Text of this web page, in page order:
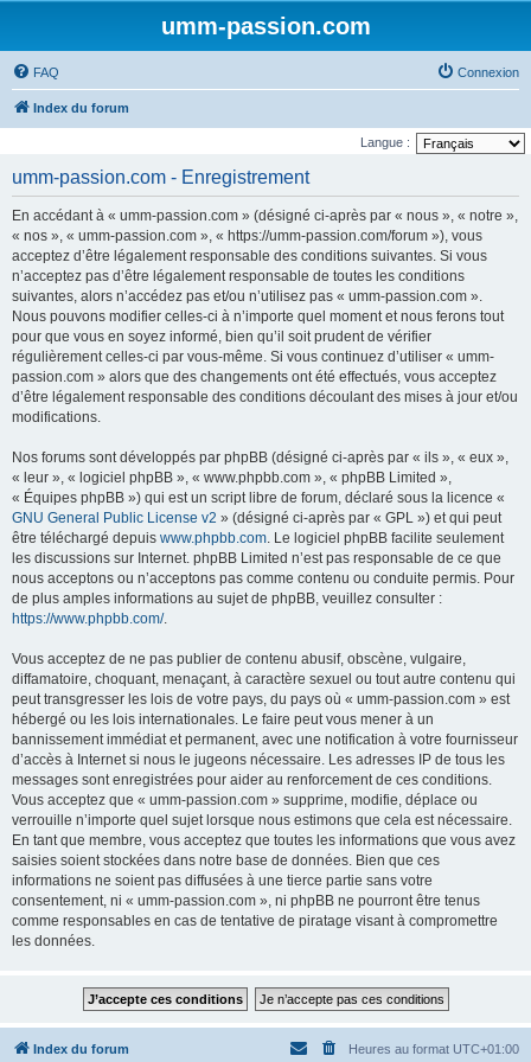
umm-passion.com
FAQ Connexion
Index du forum
Langue :
umm-passion.com - Enregistrement
En accédant à « umm-passion.com » (désigné ci-après par « nous », « notre »,
« nos », « umm-passion.com », « https://umm-passion.com/forum »), vous
acceptez d’être légalement responsable des conditions suivantes. Si vous
n’acceptez pas d’être légalement responsable de toutes les conditions
suivantes, alors n’accédez pas et/ou n’utilisez pas « umm-passion.com ».
Nous pouvons modifier celles-ci à n’importe quel moment et nous ferons tout
pour que vous en soyez informé, bien qu’il soit prudent de vérifier
régulièrement celles-ci par vous-même. Si vous continuez d’utiliser « umm-
passion.com » alors que des changements ont été effectués, vous acceptez
d’être légalement responsable des conditions découlant des mises à jour et/ou
modifications.
Nos forums sont développés par phpBB (désigné ci-après par « ils », « eux »,
« leur », « logiciel phpBB », « www.phpbb.com », « phpBB Limited »,
« Équipes phpBB ») qui est un script libre de forum, déclaré sous la licence «
GNU General Public License v2 » (désigné ci-après par « GPL ») et qui peut
être téléchargé depuis www.phpbb.com. Le logiciel phpBB facilite seulement
les discussions sur Internet. phpBB Limited n’est pas responsable de ce que
nous acceptons ou n’acceptons pas comme contenu ou conduite permis. Pour
de plus amples informations au sujet de phpBB, veuillez consulter :
https://www.phpbb.com/.
Vous acceptez de ne pas publier de contenu abusif, obscène, vulgaire,
diffamatoire, choquant, menaçant, à caractère sexuel ou tout autre contenu qui
peut transgresser les lois de votre pays, du pays où « umm-passion.com » est
hébergé ou les lois internationales. Le faire peut vous mener à un
bannissement immédiat et permanent, avec une notification à votre fournisseur
d’accès à Internet si nous le jugeons nécessaire. Les adresses IP de tous les
messages sont enregistrées pour aider au renforcement de ces conditions.
Vous acceptez que « umm-passion.com » supprime, modifie, déplace ou
verrouille n’importe quel sujet lorsque nous estimons que cela est nécessaire.
En tant que membre, vous acceptez que toutes les informations que vous avez
saisies soient stockées dans notre base de données. Bien que ces
informations ne soient pas diffusées à une tierce partie sans votre
consentement, ni « umm-passion.com », ni phpBB ne pourront être tenus
comme responsables en cas de tentative de piratage visant à compromettre
les données.
Index du forum Heures au format UTC+01:00